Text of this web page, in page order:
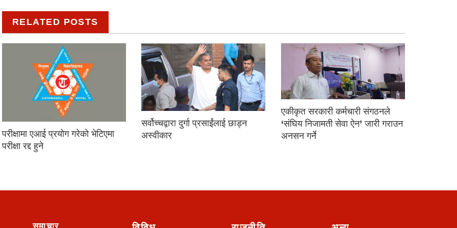
RELATED POSTS
परीक्षामा एआई प्रयोग गरेको भेटिएमा
परीक्षा रद्द हुने
सर्वोच्चद्वारा दुर्गा प्रसाईंलाई छाड्न
अस्वीकार
एकीकृत सरकारी कर्मचारी संगठनले
‘संघिय निजामती सेवा ऐन’ जारी गराउन
अनसन गर्ने
समाचार